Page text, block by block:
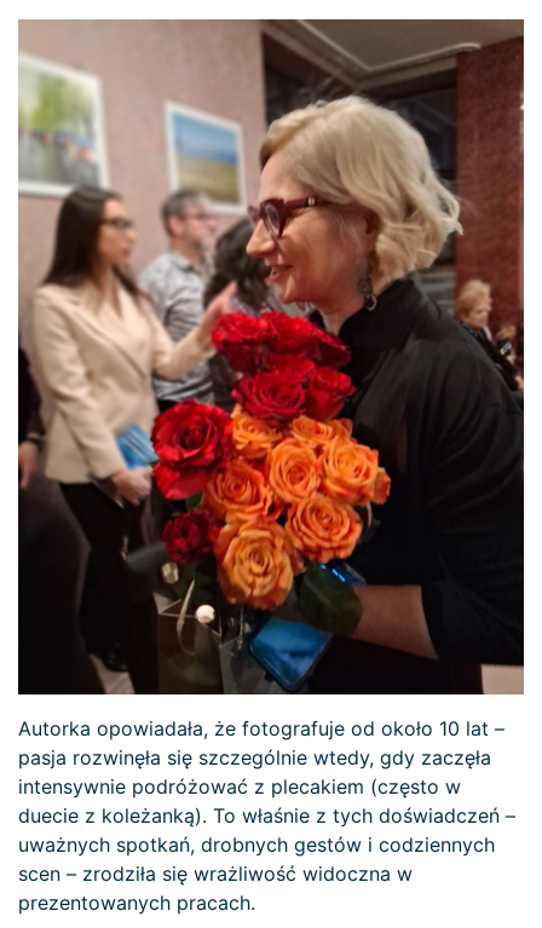
Autorka opowiadała, że fotografuje od około 10 lat –
pasja rozwinęła się szczególnie wtedy, gdy zaczęła
intensywnie podróżować z plecakiem (często w
duecie z koleżanką). To właśnie z tych doświadczeń –
uważnych spotkań, drobnych gestów i codziennych
scen – zrodziła się wrażliwość widoczna w
prezentowanych pracach.